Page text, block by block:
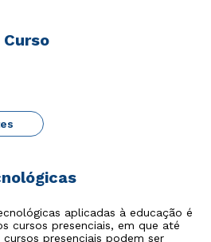
aplicadas à educação é
cursos presenciais, em que até
presenciais podem ser
ou